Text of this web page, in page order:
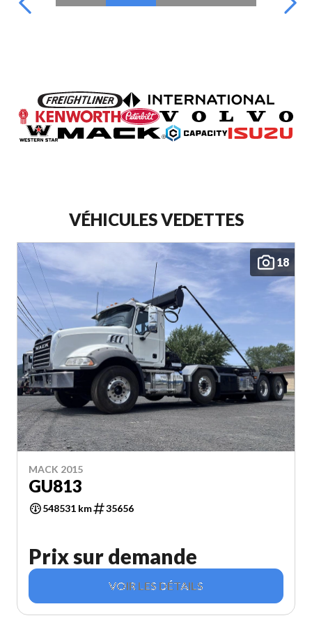
VÉHICULES VEDETTES
18
MACK 2015
GU813
548531 km 35656
Prix sur demande
VOIR LES DÉTAILS